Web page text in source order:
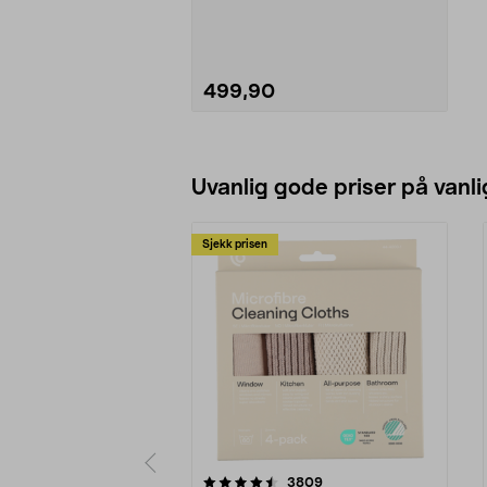
499,90
Uvanlig gode priser på
Sjekk prisen
3809anmeldelser
4.5av 5 stjerner